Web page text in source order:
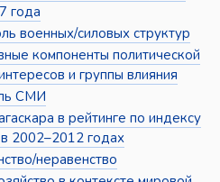
года
военных/силовых структур
компоненты политической
и группы влияния
СМИ
в рейтинге по индексу
2002–2012 годах
неравенство